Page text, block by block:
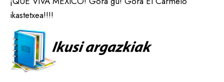
ikastetxea!!!!